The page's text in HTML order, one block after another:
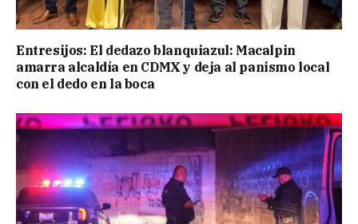
Entresijos: El dedazo blanquiazul: Macalpin
amarra alcaldía en CDMX y deja al panismo local
con el dedo en la boca